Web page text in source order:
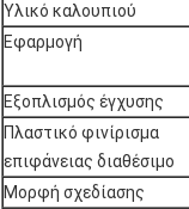
Υλικό καλουπιού
Εφαρμογή
Εξοπλισμός έγχυσης
Πλαστικό φινίρισμα
επιφάνειας διαθέσιμο
Μορφή σχεδίασης